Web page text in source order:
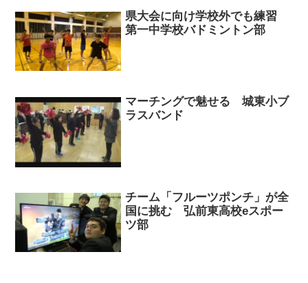
県大会に向け学校外でも練習
第一中学校バドミントン部
マーチングで魅せる 城東小ブ
ラスバンド
チーム「フルーツポンチ」が全
国に挑む 弘前東高校eスポー
ツ部